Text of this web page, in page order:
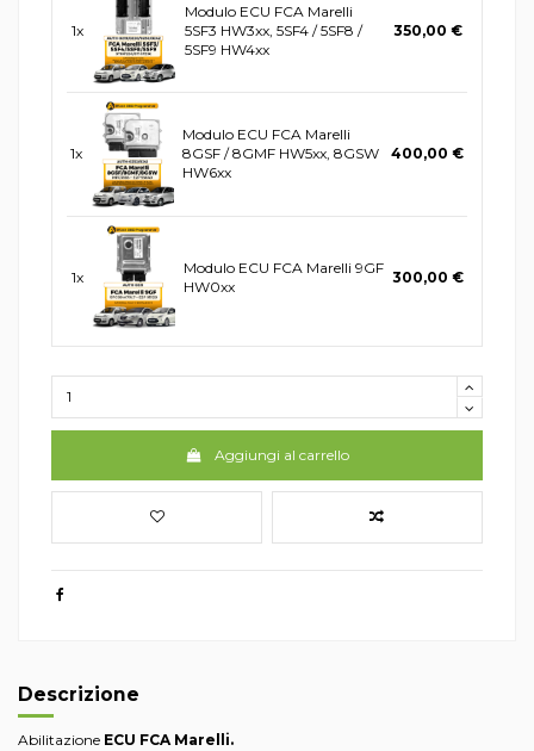
1x
Modulo ECU FCA Marelli
5SF3 HW3xx, 5SF4 / 5SF8 /
5SF9 HW4xx
350,00 €
1x
Modulo ECU FCA Marelli
8GSF / 8GMF HW5xx, 8GSW
HW6xx
400,00 €
1x
Modulo ECU FCA Marelli 9GF
HW0xx
300,00 €
Aggiungi al carrello
Descrizione
Abilitazione ECU FCA Marelli.